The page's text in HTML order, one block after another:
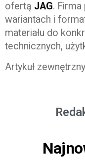
ofertą JAG.
wariantach i
materiału do
technicznych,
Artykuł zewnętrzny